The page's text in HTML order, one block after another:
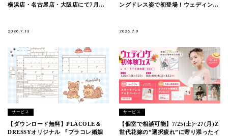
横浜店・名古屋店・大阪店にて7月
2026.7.13
ングドレス姿で初登場！ウェディング
2026.7.9
サービス
【ダウンロード無料】PLACOLE＆
DRESSYオリジナル 『プラコレ婚姻
サービス
【個室で相談可能】7/25(土)~27(月)Z
世代花嫁の”選択疲れ”に寄り添ったイ